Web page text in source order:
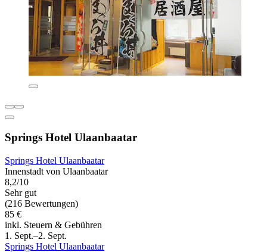
Springs Hotel Ulaanbaatar
Springs Hotel Ulaanbaatar
Innenstadt von Ulaanbaatar
8,2/10
Sehr gut
(216 Bewertungen)
85 €
inkl. Steuern & Gebühren
1. Sept.–2. Sept.
Springs Hotel Ulaanbaatar